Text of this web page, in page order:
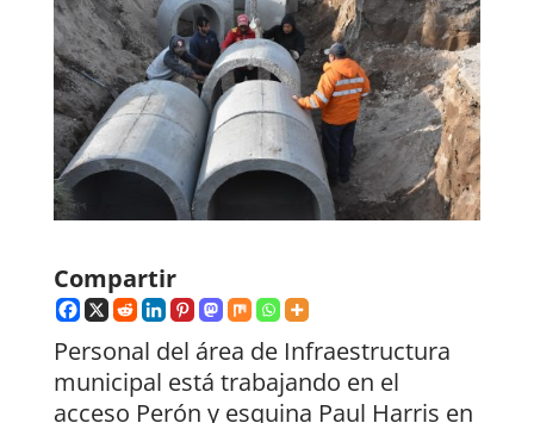
Compartir
Personal del área de Infraestructura
municipal está trabajando en el
acceso Perón y esquina Paul Harris en